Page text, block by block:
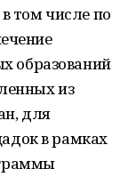
том числе по
образований
из
для
в рамках